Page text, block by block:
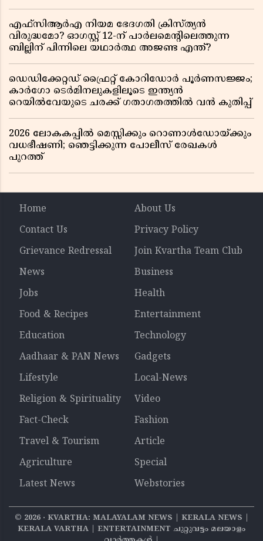
എഫ്സിആർഎ നിയമ ഭേദഗതി ക്രിസ്ത്യൻ
വിരുദ്ധമോ? ഓഗസ്റ്റ് 12-ന് പാർലമെന്റിലെത്തുന്ന
ബില്ലിന് പിന്നിലെ യഥാർത്ഥ അജണ്ട എന്ത്?
ഡെഡിക്കേറ്റഡ് ഫ്രൈറ്റ് കോറിഡോർ പൂർണസജ്ജം;
കാർഗോ ടെർമിനലുകളിലൂടെ ഇന്ത്യൻ
റെയിൽവേയുടെ ചരക്ക് ഗതാഗതത്തിൽ വൻ കുതിപ്പ്
2026 ലോകകപ്പിൽ മെസ്സിക്കും റൊണാൾഡോയ്ക്കും
വധഭീഷണി; ഞെട്ടിക്കുന്ന പോലീസ് രേഖകൾ
പുറത്ത്
Home
About Us
Contact Us
Privacy Policy
Grievance Redressal
Join Kvartha Team Club
News
Business
Jobs
Health
Food & Recipes
Entertainment
Education
Technology
Aadhaar & PAN News
Gadgets
Lifestyle
Local-News
Religion & Spirituality
Video
Fact-Check
Fashion
Travel & Tourism
Article
Agriculture
Special
Latest News
Webstories
© 2026‧ KVARTHA: MALAYALAM NEWS | KERALA NEWS |
KERALA VARTHA | ENTERTAINMENT ചുറ്റുവട്ടം മലയാളം